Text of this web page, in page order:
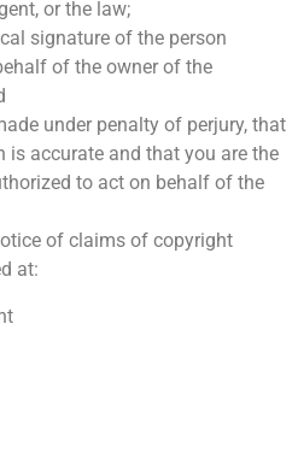
or the law;
signature of the person
of the owner of the
under penalty of perjury, that
is accurate and that you are the
to act on behalf of the
of claims of copyright
at: